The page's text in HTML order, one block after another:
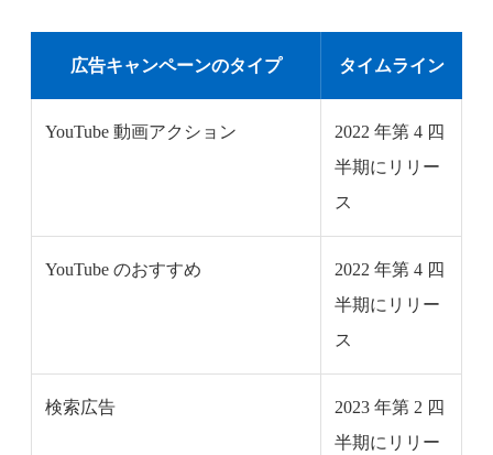
広告キャンペーンのタイプ タイムライン
YouTube 動画アクション
2022 年第 4 四
半期にリリー
ス
YouTube のおすすめ
2022 年第 4 四
半期にリリー
ス
検索広告
2023 年第 2 四
半期にリリー